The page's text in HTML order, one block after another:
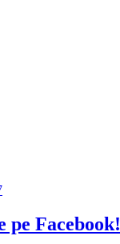
pe Facebook!